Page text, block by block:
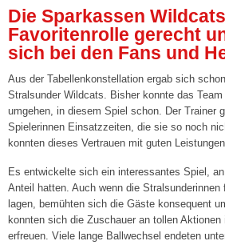
CLUB365
2. Damen („Landesklasse“)
3. Damen („Landesklasse“)
1. Herren („Stralsunder Volley
Spielplan
Die Sparkassen
Favoritenrolle gerecht
sich bei den Fans und
Aus der Tabellenkonstellation ergab sich
Stralsunder Wildcats. Bisher konnte das
umgehen, in diesem Spiel schon. Der Trainer
Spielerinnen Einsatzzeiten, die sie so noch
konnten dieses Vertrauen mit guten
Es entwickelte sich ein interessantes Spiel,
Anteil hatten. Auch wenn die
lagen, bemühten sich die Gäste konsequent
konnten sich die Zuschauer an tollen Aktionen
erfreuen. Viele lange Ballwechsel endeten